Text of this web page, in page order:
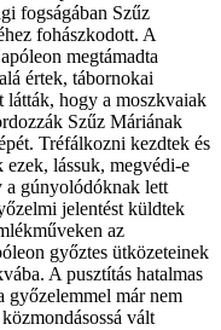
fogságában Szűz
fohászkodott. A
megtámadta
értek, tábornokai
látták, hogy a moszkvaiak
Szűz Máriának
Tréfálkozni kezdtek és
ezek, lássuk, megvédi-e
a gúnyolódóknak lett
jelentést küldtek
az
győztes ütközeteinek
A pusztítás hatalmas
győzelemmel már nem
vált